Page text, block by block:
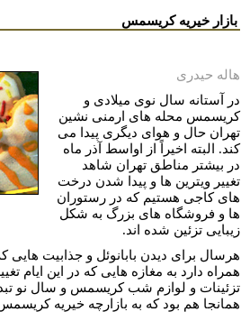
بازار خيريه کريسمس
هاله حيدرى
در آستانه سال نوی میلادی و
کریسمس محله های ارمنی نشین
تهران حال و هوای ديگرى پيدا مى
کند. البته اخیراً از اواسط آذر ماه
در بیشتر مناطق تهران شاهد
تغییر ویترین ها و پيدا شدن درخت
های کاجى هستيم که در رستوران
ها و فروشگاه های بزرگ به شکل
زیبایی تزئین شده اند.
هرسال براى دیدن بابانوئل و جذابیت
همراه دارد به مغازه هایی که در این ایام
تزئینات و لوازم شب کریسمس و سال نو
همانجا هم بود که به بازارچه خیریه